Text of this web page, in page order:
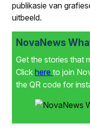
publikasie van
uitbeeld.
NovaNews
Get the stories that
Click here to join
the QR code for